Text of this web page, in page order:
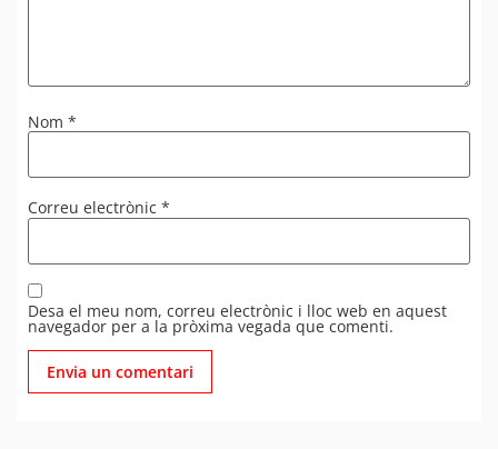
Nom *
Correu electrònic *
Desa el meu nom, correu electrònic i lloc web en aquest
navegador per a la pròxima vegada que comenti.